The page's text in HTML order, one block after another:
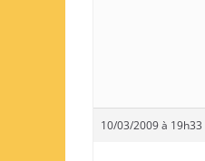
10/03/2009 à 19h33